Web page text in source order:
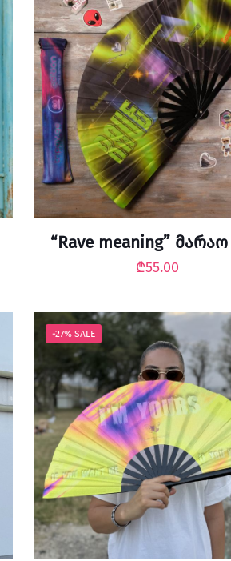
“Rave meaning” მარაო
₾55.00
-27% SALE